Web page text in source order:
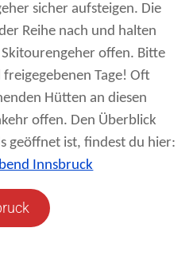
sicher aufsteigen. Die
Reihe nach und halten
offen. Bitte
Tage! Oft
Hütten an diesen
offen. Den Überblick
geöffnet ist, findest du hier:
Innsbruck